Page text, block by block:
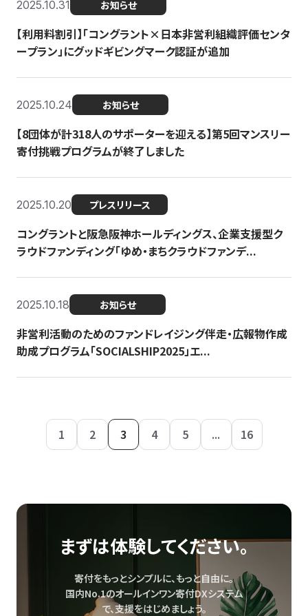
2025.10.31 お知らせ
【利用料割引】「コングラント×日本非営利組織評価センタ
ープラン」にグッドギビングマーク認証が追加
2025.10.24 お知らせ
【8団体が計318人のサポーターを迎える】​​第5回マンスリー
寄付挑戦プログラムが終了しました
2025.10.20 プレスリリース
コングラントと阪急阪神ホールディングス、企業支援型ク
ラウドファンディング「ゆめ・まちクラウドファンデ...
2025.10.18 お知らせ
非営利活動のためのファンドレイジング伴走・広報物作成
助成プログラム「SOCIALSHIP2025」エ...
1 2 3 4 5 ... 16
まずは体験してください。
寄付をもっとシンプルに、もっと自由に。
国内No.1のオールインワン寄付DXシステム
で、支援をはじめましょう。